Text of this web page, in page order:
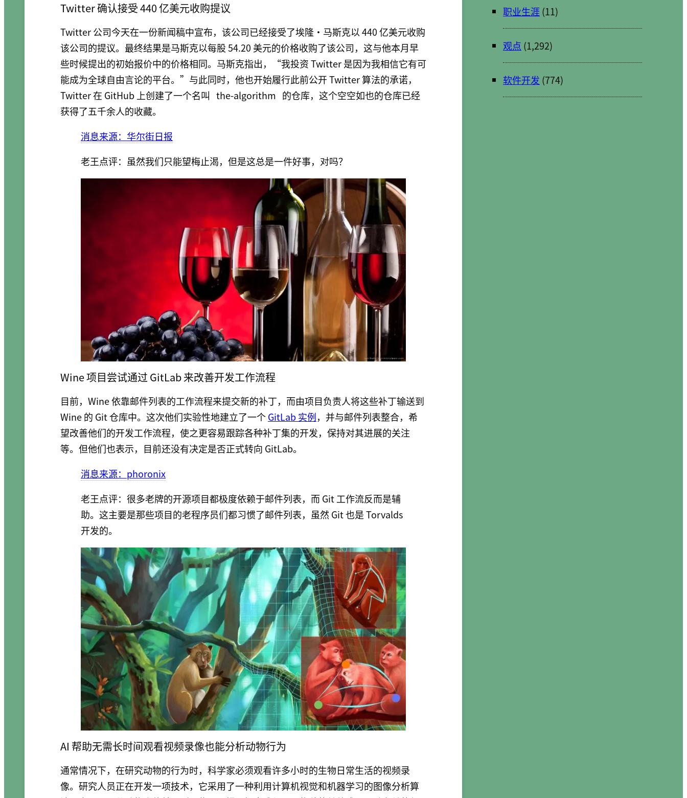
Twitter 确认接受 440 亿美元收购提议
Twitter 公司今天在一份新闻稿中宣布，该公司已经接受了埃隆·马斯克以 440 亿美元收购
该公司的提议。最终结果是马斯克以每股 54.20 美元的价格收购了该公司，这与他本月早
些时候提出的初始报价中的价格相同。马斯克指出，“我投资 Twitter 是因为我相信它有可
能成为全球自由言论的平台。”与此同时，他也开始履行此前公开 Twitter 算法的承诺，
Twitter 在 GitHub 上创建了一个名叫 the-algorithm 的仓库，这个空空如也的仓库已经
获得了五千余人的收藏。
消息来源：华尔街日报
老王点评：虽然我们只能望梅止渴，但是这总是一件好事，对吗？
Wine 项目尝试通过 GitLab 来改善开发工作流程
目前，Wine 依靠邮件列表的工作流程来提交新的补丁，而由项目负责人将这些补丁输送到
Wine 的 Git 仓库中。这次他们实验性地建立了一个GitLab 实例，并与邮件列表整合，希
望改善他们的开发工作流程，使之更容易跟踪各种补丁集的开发，保持对其进展的关注
等。但他们也表示，目前还没有决定是否正式转向 GitLab。
消息来源：phoronix
老王点评：很多老牌的开源项目都极度依赖于邮件列表，而 Git 工作流反而是辅
助。这主要是那些项目的老程序员们都习惯了邮件列表，虽然 Git 也是 Torvalds
开发的。
AI 帮助无需长时间观看视频录像也能分析动物行为
通常情况下，在研究动物的行为时，科学家必须观看许多小时的生物日常生活的视频录
像。研究人员正在开发一项技术，它采用了一种利用计算机视觉和机器学习的图像分析算
职业生涯(11)
观点 (1,292)
软件开发 (774)